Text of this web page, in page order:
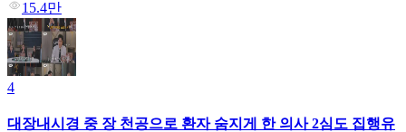
15.4만
4
대장내시경 중 장 천공으로 환자 숨지게 한 의사 2심도 집행유